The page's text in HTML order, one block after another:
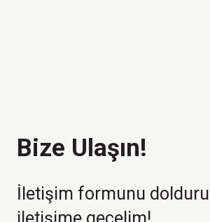
Bize Ulaşın!
İletişim formunu